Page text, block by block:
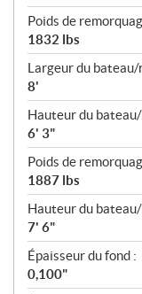
Poids de
1832 lbs
Largeur du bateau/
8'
Hauteur du
6' 3"
Poids de
1887 lbs
Hauteur du
7' 6"
Épaisseur du fond :
0,100"